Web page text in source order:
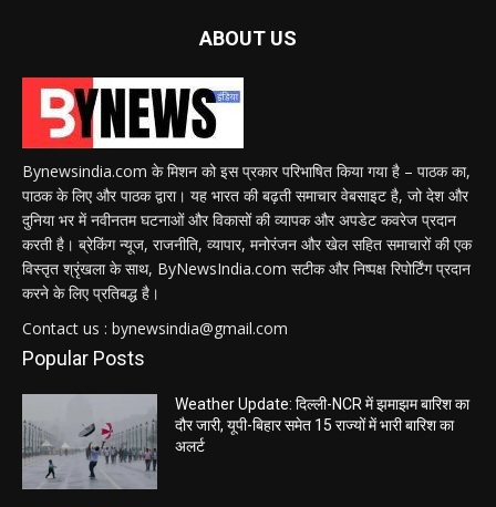
ABOUT US
Bynewsindia.com के मिशन को इस प्रकार परिभाषित किया गया है – पाठक का,
पाठक के लिए और पाठक द्वारा। यह भारत की बढ़ती समाचार वेबसाइट है, जो देश और
दुनिया भर में नवीनतम घटनाओं और विकासों की व्यापक और अपडेट कवरेज प्रदान
करती है। ब्रेकिंग न्यूज, राजनीति, व्यापार, मनोरंजन और खेल सहित समाचारों की एक
विस्तृत श्रृंखला के साथ, ByNewsIndia.com सटीक और निष्पक्ष रिपोर्टिंग प्रदान
करने के लिए प्रतिबद्ध है।
Contact us : bynewsindia@gmail.com
Popular Posts
Weather Update: दिल्ली-NCR में झमाझम बारिश का
दौर जारी, यूपी-बिहार समेत 15 राज्यों में भारी बारिश का
अलर्ट